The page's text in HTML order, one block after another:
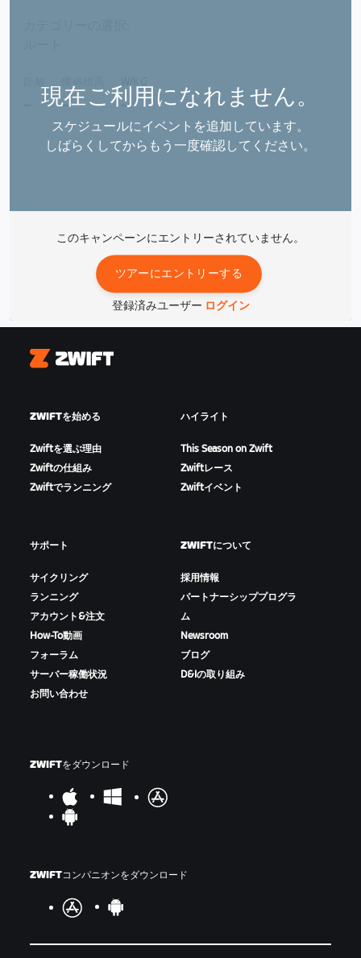
_ _
現在ご利用になれません。
スケジュールにイベントを追加しています。
しばらくしてからもう一度確認してください。
このキャンペーンにエントリーされていません。
ツアーにエントリーする
登録済みユーザー ログイン
Zwift
ZWIFTを始める
Zwiftを選ぶ理由
Zwiftの仕組み
Zwiftでランニング
ハイライト
This Season on Zwift
Zwiftレース
Zwiftイベント
サポート
サイクリング
ランニング
アカウント&注文
How-To動画
フォーラム
サーバー稼働状況
お問い合わせ
ZWIFTについて
採用情報
パートナーシッププログラ
ム
Newsroom
ブログ
D&Iの取り組み
ZWIFTをダウンロード
ZWIFTコンパニオンをダウンロード